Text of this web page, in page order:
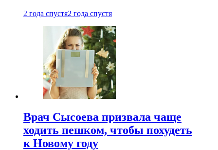
2 года спустя2 года спустя
Врач Сысоева призвала чаще
ходить пешком, чтобы похудеть
к Новому году